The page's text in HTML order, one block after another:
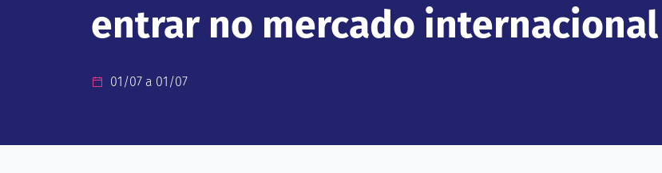
entrar no mercado internacional
01/07 a 01/07